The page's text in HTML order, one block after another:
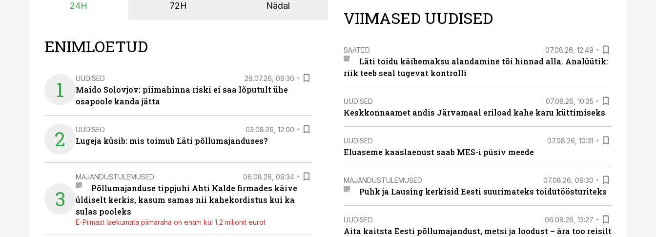
24H 72H Nädal
ENIMLOETUD
1 UUDISED 29.07.26, 09:30
Maido Solovjov: piimahinna riski ei saa lõputult ühe
osapoole kanda jätta
2 UUDISED 03.08.26, 12:00
Lugeja küsib: mis toimub Läti põllumajanduses?
3
MAJANDUSTULEMUSED 06.08.26, 09:34
Põllumajanduse tippjuhi Ahti Kalde firmades käive
üldiselt kerkis, kasum samas nii kahekordistus kui ka
sulas pooleks
E-Piimast laekumata piimaraha on enam kui 1,2 miljonit eurot
VIIMASED UUDISED
SAATED 07.08.26, 12:49
Läti toidu käibemaksu alandamine tõi hinnad alla. Analüütik:
riik teeb seal tugevat kontrolli
UUDISED 07.08.26, 10:35
Keskkonnaamet andis Järvamaal eriload kahe karu küttimiseks
UUDISED 07.08.26, 10:31
Eluaseme kaaslaenust saab MES-i püsiv meede
MAJANDUSTULEMUSED 07.08.26, 09:30
Puhk ja Lausing kerkisid Eesti suurimateks toidutöösturiteks
UUDISED 06.08.26, 13:27
Aita kaitsta Eesti põllumajandust, metsi ja loodust – ära too reisilt